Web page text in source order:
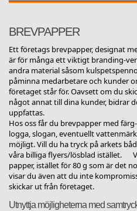
BREVPAPPER
Ett företags brevpapper, designat
är för många ett viktigt branding-
andra material såsom
påminna medarbetare och kunder
företaget står för. Oavsett om du
något annat till dina kunder, bidrar
uppfattas.
Hos oss får du brevpapper med
logga, slogan, eventuellt
möjligt. Vill du ha tryck på arkets
våra billigaflyers/lösblad istället. Vi
papper, istället för 80 g som är det
visar du även att du inte
skickar ut från företaget.
Utnyttja möjligheterna med